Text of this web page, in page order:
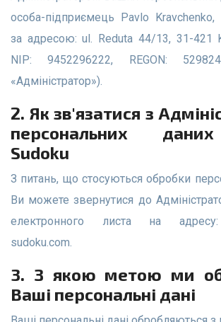
особа-підприємець Pavlo Kravchenko,
за адресою: ul. Reduta 44/13, 31-421
NIP: 9452296222, REGON:
«Адміністратор»).
2. Як зв'язатися з Адміністратором
персональних
Sudoku
З питань, що стосуються обробки персональних даних,
Ви можете звернутися до
електронного листа на
sudoku.com
3. З якою метою ми обробляємо
Ваші персональні дані